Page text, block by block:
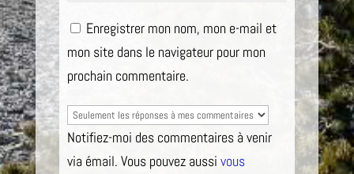
Enregistrer mon nom, mon e-mail et
mon site dans le navigateur pour mon
prochain commentaire.
Notifiez-moi des commentaires à venir
via émail. Vous pouvez aussi vous